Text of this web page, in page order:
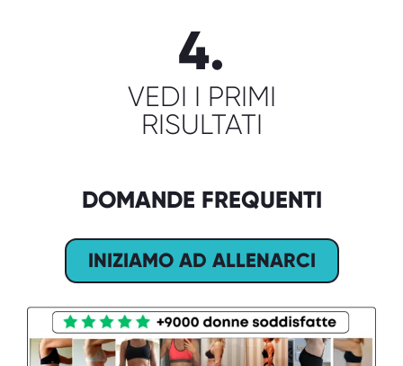
4.
VEDI I PRIMI
RISULTATI
DOMANDE FREQUENTI
INIZIAMO AD ALLENARCI